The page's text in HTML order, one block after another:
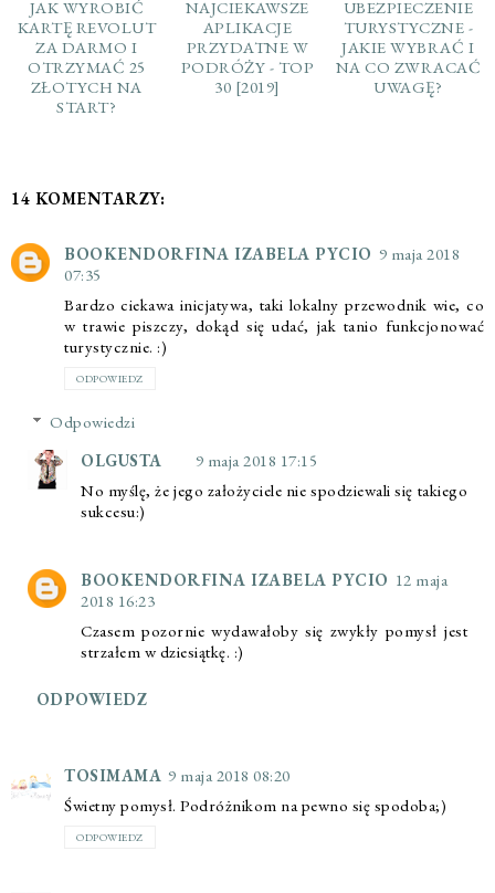
JAK WYROBIĆ
KARTĘ REVOLUT
ZA DARMO I
OTRZYMAĆ 25
ZŁOTYCH NA
START?
NAJCIEKAWSZE
APLIKACJE
PRZYDATNE W
PODRÓŻY - TOP
30 [2019]
UBEZPIECZENIE
TURYSTYCZNE -
JAKIE WYBRAĆ I
NA CO ZWRACAĆ
UWAGĘ?
14 KOMENTARZY:
BOOKENDORFINA IZABELA PYCIO 9 maja 2018
07:35
Bardzo ciekawa inicjatywa, taki lokalny przewodnik wie, co
w trawie piszczy, dokąd się udać, jak tanio funkcjonować
turystycznie. :)
ODPOWIEDZ
Odpowiedzi
OLGUSTA
9 maja 2018 17:15
No myślę, że jego założyciele nie spodziewali się takiego
sukcesu:)
BOOKENDORFINA IZABELA PYCIO 12 maja
2018 16:23
Czasem pozornie wydawałoby się zwykły pomysł jest
strzałem w dziesiątkę. :)
ODPOWIEDZ
TOSIMAMA 9 maja 2018 08:20
Świetny pomysł. Podróżnikom na pewno się spodoba;)
ODPOWIEDZ